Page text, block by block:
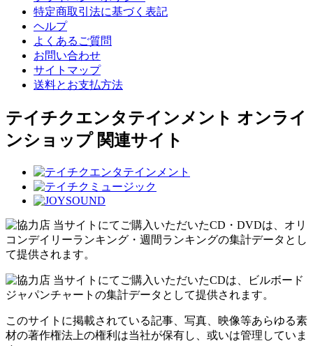
特定商取引法に基づく表記
ヘルプ
よくあるご質問
お問い合わせ
サイトマップ
送料とお支払方法
テイチクエンタテインメント オンライ
ンショップ 関連サイト
当サイトにてご購入いただいたCD・DVDは、オリ
コンデイリーランキング・週間ランキングの集計データとし
て提供されます。
当サイトにてご購入いただいたCDは、ビルボード
ジャパンチャートの集計データとして提供されます。
このサイトに掲載されている記事、写真、映像等あらゆる素
材の著作権法上の権利は当社が保有し、或いは管理していま